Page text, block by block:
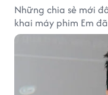
Những chia sẻ mới
khai máy phim Em